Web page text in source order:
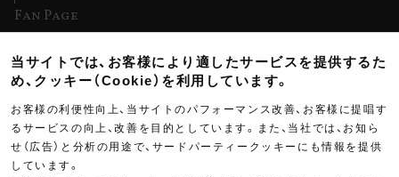
Fan Page
ヨシムラTV
イベント情報
イベントスケジュール
ツーリングブレイクタイム
当サイトでは、お客様により適したサービスを提供するた
め、クッキー（Cookie）を利用しています。
お客様の利便性向上、当サイトのパフォーマンス改善、お客様に提唱す
るサービスの向上、改善を目的としています。また、当社では、お知ら
せ（広告）と分析の用途で、サードパーティークッキーにも情報を提供
しています。